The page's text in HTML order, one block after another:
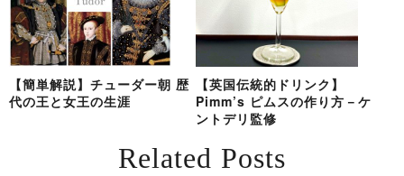
【簡単解説】チューダー朝 歴
代の王と女王の生涯
【英国伝統的ドリンク】
Pimm’s ピムスの作り方－ケ
ントデリ監修
Related Posts